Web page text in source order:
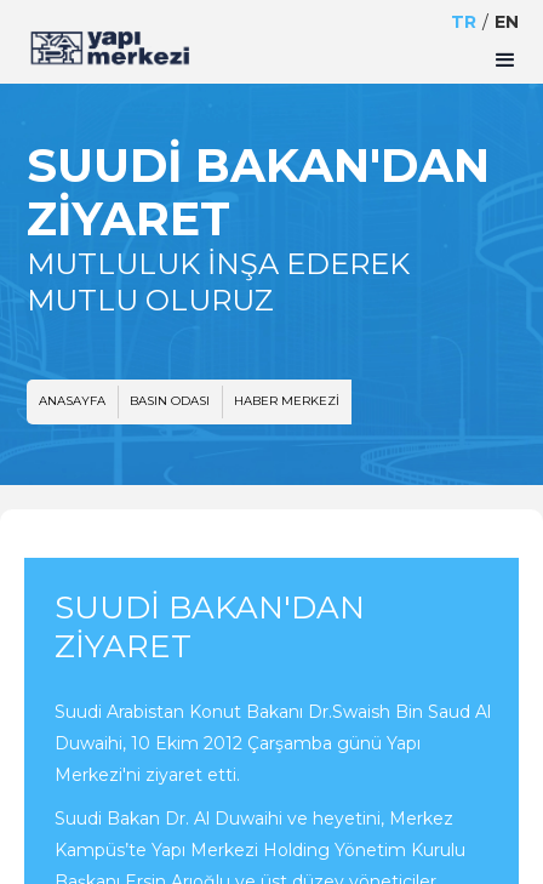
TR / EN
SUUDİ BAKAN'DAN
ZİYARET
MUTLULUK İNŞA EDEREK
MUTLU OLURUZ
ANASAYFA BASIN ODASI HABER MERKEZI
SUUDİ BAKAN'DAN
ZİYARET
Suudi Arabistan Konut Bakanı Dr.Swaish Bin Saud Al
Duwaihi, 10 Ekim 2012 Çarşamba günü Yapı
Merkezi'ni ziyaret etti.
Suudi Bakan Dr. Al Duwaihi ve heyetini, Merkez
Kampüs’te Yapı Merkezi Holding Yönetim Kurulu